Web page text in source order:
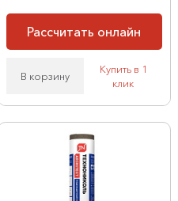
Рассчитать онлайн
В корзину
Купить в 1
клик